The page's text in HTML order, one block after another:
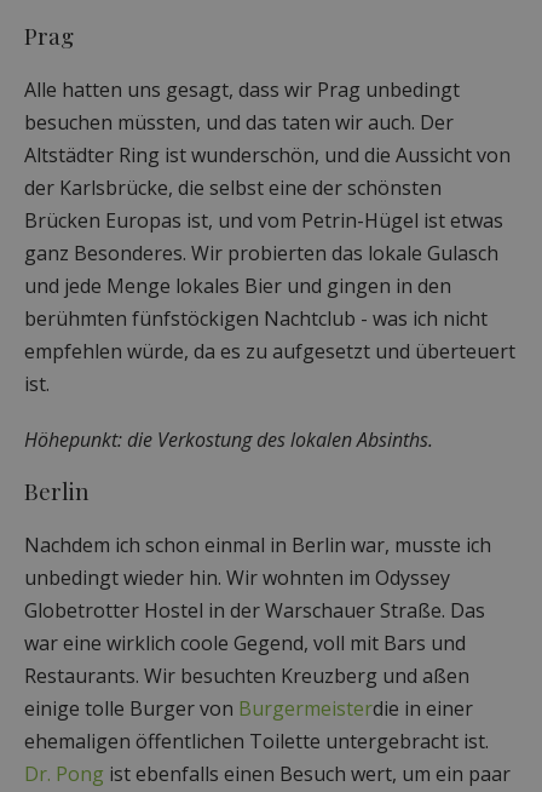
Prag
Alle hatten uns gesagt, dass wir Prag unbedingt
besuchen müssten, und das taten wir auch. Der
Altstädter Ring ist wunderschön, und die Aussicht von
der Karlsbrücke, die selbst eine der schönsten
Brücken Europas ist, und vom Petrin-Hügel ist etwas
ganz Besonderes. Wir probierten das lokale Gulasch
und jede Menge lokales Bier und gingen in den
berühmten fünfstöckigen Nachtclub - was ich nicht
empfehlen würde, da es zu aufgesetzt und überteuert
ist.
Höhepunkt: die Verkostung des lokalen Absinths.
Berlin
Nachdem ich schon einmal in Berlin war, musste ich
unbedingt wieder hin. Wir wohnten im Odyssey
Globetrotter Hostel in der Warschauer Straße. Das
war eine wirklich coole Gegend, voll mit Bars und
Restaurants. Wir besuchten Kreuzberg und aßen
einige tolle Burger von Burgermeisterdie in einer
ehemaligen öffentlichen Toilette untergebracht ist.
Dr. Pong ist ebenfalls einen Besuch wert, um ein paar